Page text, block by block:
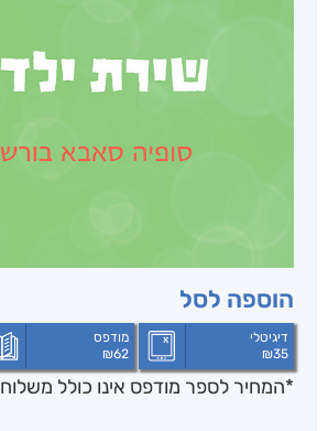
הוספה לסל
דיגיטלי
₪35
מודפס
₪62
*המחיר לספר מודפס אינו כולל משלוח